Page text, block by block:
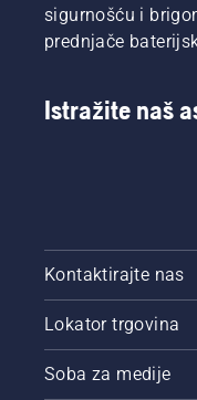
sigurnošću i
prednjače
Istražite naš
Kontaktirajte nas
Lokator trgovina
Soba za medije